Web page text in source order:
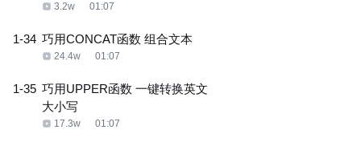
3.2w 01:07
1-34 巧用CONCAT函数 组合文本
24.4w 01:07
1-35 巧用UPPER函数 一键转换英文
大小写
17.3w 01:07